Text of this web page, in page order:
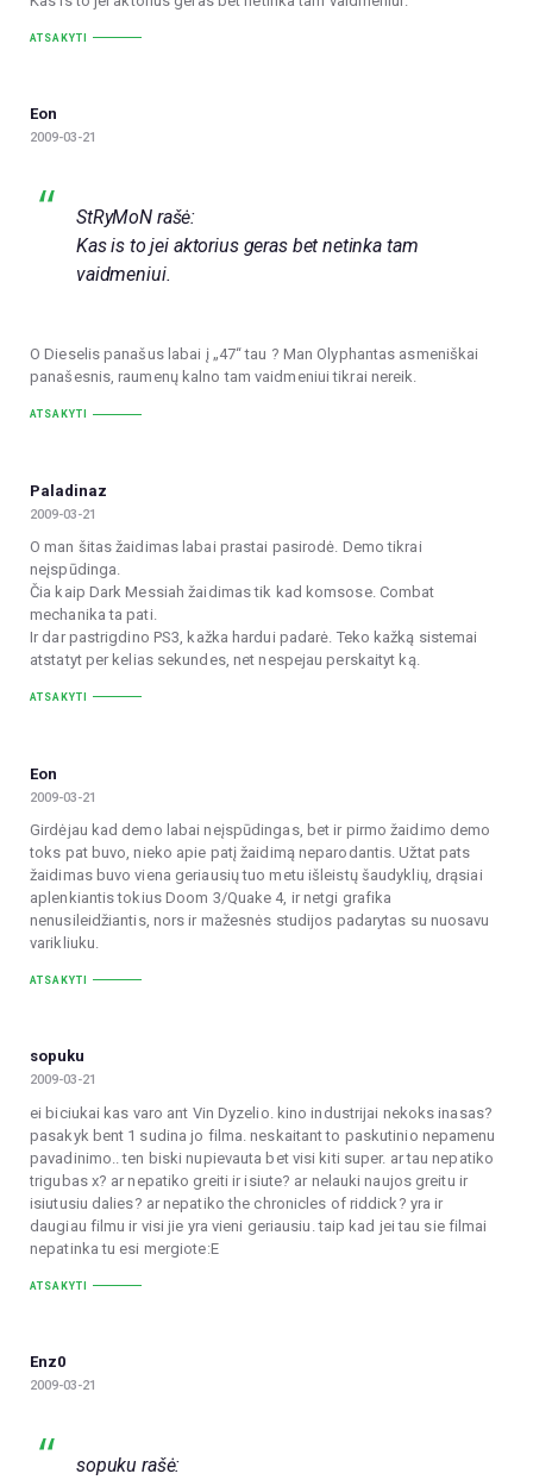
ATSAKYTI
Eon
2009-03-21
StRyMoN rašė:
Kas is to jei aktorius geras bet netinka tam
vaidmeniui.
O Dieselis panašus labai į „47“ tau ? Man Olyphantas asmeniškai
panašesnis, raumenų kalno tam vaidmeniui tikrai nereik.
ATSAKYTI
Paladinaz
2009-03-21
O man šitas žaidimas labai prastai pasirodė. Demo tikrai
neįspūdinga.
Čia kaip Dark Messiah žaidimas tik kad komsose. Combat
mechanika ta pati.
Ir dar pastrigdino PS3, kažka hardui padarė. Teko kažką sistemai
atstatyt per kelias sekundes, net nespejau perskaityt ką.
ATSAKYTI
Eon
2009-03-21
Girdėjau kad demo labai neįspūdingas, bet ir pirmo žaidimo demo
toks pat buvo, nieko apie patį žaidimą neparodantis. Užtat pats
žaidimas buvo viena geriausių tuo metu išleistų šaudyklių, drąsiai
aplenkiantis tokius Doom 3/Quake 4, ir netgi grafika
nenusileidžiantis, nors ir mažesnės studijos padarytas su nuosavu
varikliuku.
ATSAKYTI
sopuku
2009-03-21
ei biciukai kas varo ant Vin Dyzelio. kino industrijai nekoks inasas?
pasakyk bent 1 sudina jo filma. neskaitant to paskutinio nepamenu
pavadinimo.. ten biski nupievauta bet visi kiti super. ar tau nepatiko
trigubas x? ar nepatiko greiti ir isiute? ar nelauki naujos greitu ir
isiutusiu dalies? ar nepatiko the chronicles of riddick? yra ir
daugiau filmu ir visi jie yra vieni geriausiu. taip kad jei tau sie filmai
nepatinka tu esi mergiote:E
ATSAKYTI
Enz0
2009-03-21
sopuku rašė: